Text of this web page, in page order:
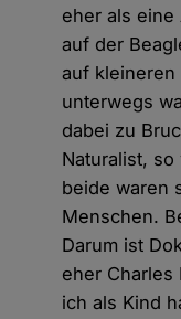
eher als eine
auf der
auf kleineren
unterwegs
dabei zu
Naturalist,
beide waren
Menschen.
Darum ist
eher Charles
ich als Kind